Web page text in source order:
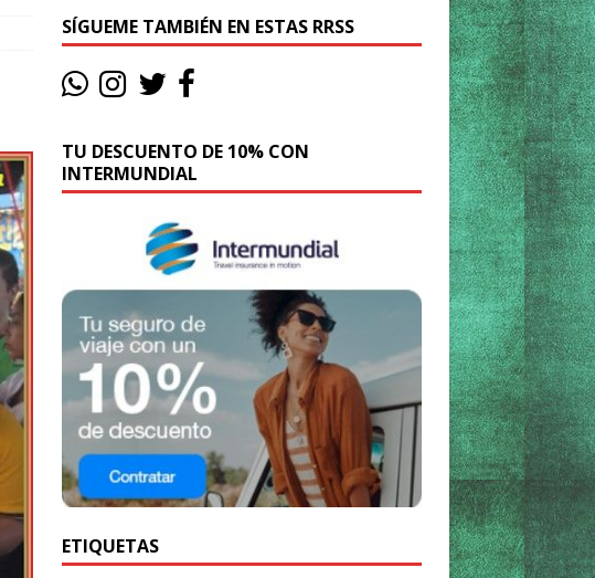
SÍGUEME TAMBIÉN EN ESTAS RRSS
TU DESCUENTO DE 10% CON
INTERMUNDIAL
ETIQUETAS